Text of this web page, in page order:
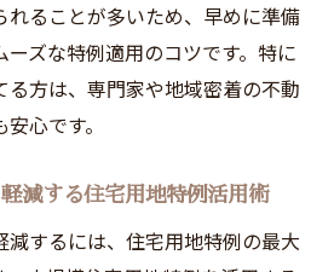
れることが多いため、早めに準備
ズな特例適用のコツです。特に
方は、専門家や地域密着の不動
心です。
減する住宅用地特例活用術
減するには、住宅用地特例の最大